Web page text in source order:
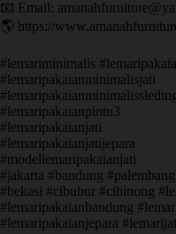
📧 Email:
🌎 https://
#lemariminimalis
#lemaripakaianminimalisjati
#lemaripakaianpintu3
#lemaripakaianjati
#lemaripakaianjatijepara
#modellemaripakaianjati
#jakarta #bandung
#bekasi #cibubur #cibinong
#lemaripakaianbandung
#lemaripakaianjepara